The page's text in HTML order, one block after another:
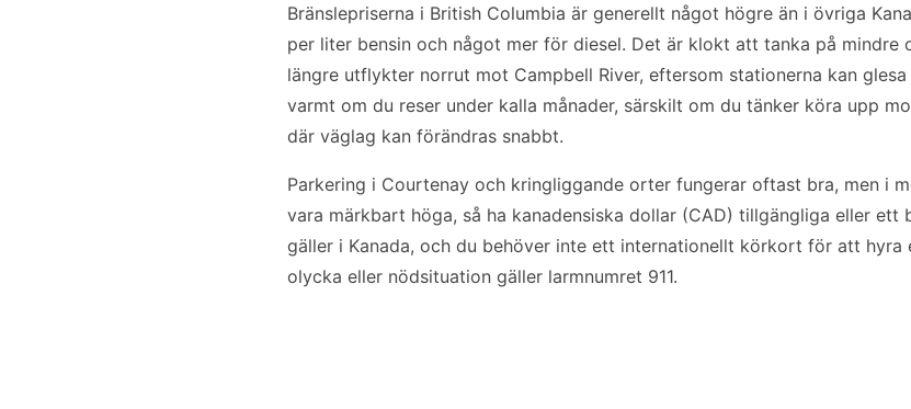
Bränslepriserna i British Columbia är generellt något högre än i övriga
per liter bensin och något mer för diesel. Det är klokt att tanka på mindre
längre utflykter norrut mot Campbell River, eftersom stationerna kan
varmt om du reser under kalla månader, särskilt om du tänker köra upp
där väglag kan förändras snabbt.
Parkering i Courtenay och kringliggande orter fungerar oftast bra, men i
vara märkbart höga, så ha kanadensiska dollar (CAD) tillgängliga eller
gäller i Kanada, och du behöver inte ett internationellt körkort för att hyra
olycka eller nödsituation gäller larmnumret 911.